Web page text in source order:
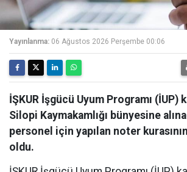
Yayınlanma: 06 Ağustos 2026 Perşembe 00:06
İŞKUR İşgücü Uyum Programı (İUP)
Silopi Kaymakamlığı bünyesine
personel için yapılan noter
oldu.